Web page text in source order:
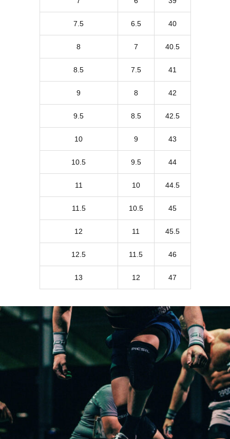
7.5 6.5 40
8 7 40.5
8.5 7.5 41
9 8 42
9.5 8.5 42.5
10 9 43
10.5 9.5 44
11 10 44.5
11.5 10.5 45
12 11 45.5
12.5 11.5 46
13 12 47